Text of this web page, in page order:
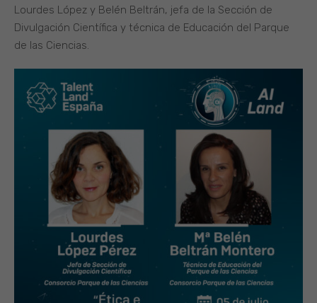
Lourdes López y Belén Beltrán, jefa de la Sección de
Divulgación Científica y técnica de Educación del Parque
de las Ciencias.